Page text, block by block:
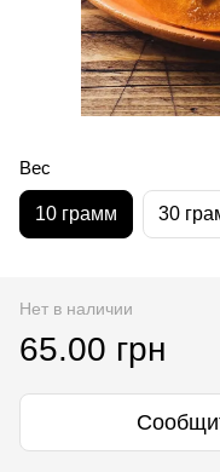
Вес
10 грамм 30
Нет в наличии
65.00 грн